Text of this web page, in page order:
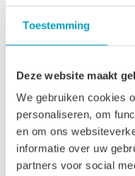
Toestemming
Deze website maakt
We gebruiken cookies
personaliseren, om
en om ons
informatie over uw
partners voor social
toegepast in
voor een koudschuim
matras.
Let op, door het
2% afwijken in
direct leverbaar, de